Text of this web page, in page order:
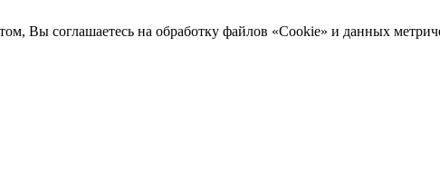
Вы соглашаетесь на обработку файлов «Cookie» и данных